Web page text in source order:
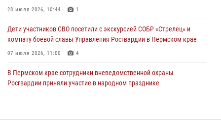
28 июля 2026, 10:44 1
Дети участников СВО посетили с экскурсией СОБР «Стрелец» и
комнату боевой славы Управления Росгвардии в Пермском крае
07 июля 2026, 11:00 4
В Пермском крае сотрудники вневедомственной охраны
Росгвардии приняли участие в народном празднике